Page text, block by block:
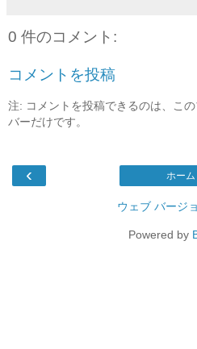
0 件のコメント:
コメントを投稿
注: コメントを投稿できるのは、こ
バーだけです。
‹ ホーム
ウェブ バージ
Powered by